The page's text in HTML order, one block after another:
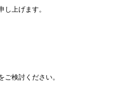
上げます。
検討ください。